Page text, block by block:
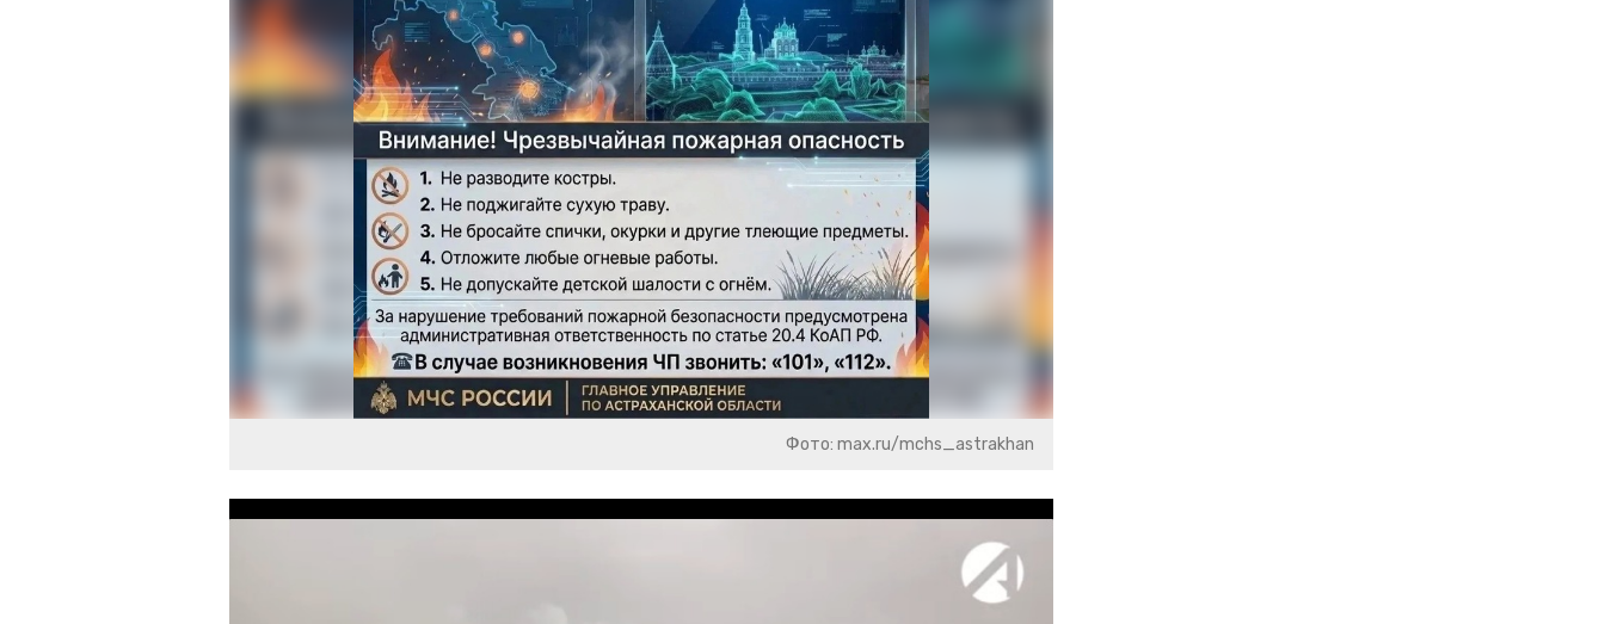
Фото: max.ru/mchs_astrakhan